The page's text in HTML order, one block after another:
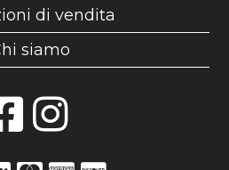
di vendita
siamo